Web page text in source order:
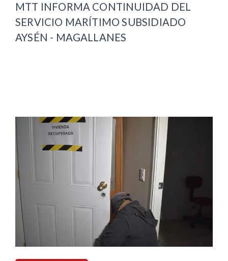
MTT INFORMA CONTINUIDAD DEL
SERVICIO MARÍTIMO SUBSIDIADO
AYSÉN - MAGALLANES